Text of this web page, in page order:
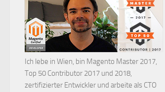
Ich lebe in Wien, bin Magento Master 2017,
Top 50 Contributor 2017 und 2018,
zertifizierter Entwickler und arbeite als CTO